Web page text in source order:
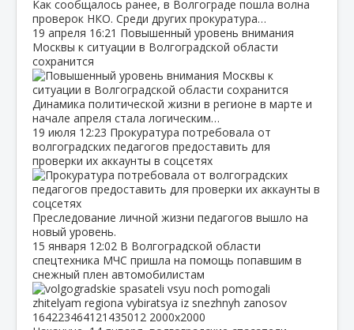
Как сообщалось ранее, в Волгограде пошла волна
проверок НКО. Среди других прокуратура…
19 апреля 16:21 Повышенный уровень внимания
Москвы к ситуации в Волгоградской области
сохранится
Динамика политической жизни в регионе в марте и
начале апреля стала логическим…
19 июля 12:23 Прокуратура потребовала от
волгоградских педагогов предоставить для
проверки их аккаунты в соцсетях
Преследование личной жизни педагогов вышло на
новый уровень.
15 января 12:02 В Волгоградской области
спецтехника МЧС пришла на помощь попавшим в
снежный плен автомобилистам